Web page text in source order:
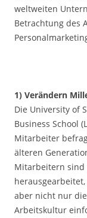
weltweiten
Betrachtung des
1) Verändern
Die University of
Business School
Mitarbeiter
älteren
Mitarbeitern sind
aber nicht nur
Arbeitskultur